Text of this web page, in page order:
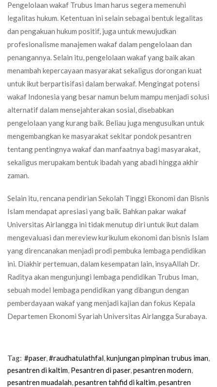
Pengelolaan wakaf Trubus Iman harus segera memenuhi
legalitas hukum. Ketentuan ini selain sebagai bentuk legalitas
dan pengakuan hukum positif, juga untuk mewujudkan
profesionalisme manajemen wakaf dalam pengelolaan dan
penangannya. Selain itu, pengelolaan wakaf yang baik akan
menambah kepercayaan masyarakat sekaligus dorongan kuat
untuk ikut berpartisifasi dalam berwakaf. Mengingat potensi
wakaf Indonesia yang besar namun belum mampu menjadi solusi
alternatif dalam mensejahterakan sosial, disebabkan
pengelolaan yang kurang baik. Beliau juga mengusulkan untuk
mengembangkan ke masyarakat sekitar pondok pesantren
tentang pentingnya wakaf dan manfaatnya bagi masyarakat,
sekaligus merupakam bentuk ibadah yang abadi hingga akhir
zaman.
Selain itu, rencana pendirian Sekolah Tinggi Ekonomi dan Bisnis
Islam mendapat apresiasi yang baik. Bahkan pakar wakaf
Universitas Airlangga ini tidak menutup diri untuk ikut dalam
mengevaluasi dan mereview kurikulum ekonomi dan bisnis Islam
yang direncanakan menjadi prodi pembuka lembaga pendidikan
ini. Diakhir pertemuan, dalam kesempatan lain, insyaAllah Dr.
Raditya akan mengunjungi lembaga pendidikan Trubus Iman,
sebuah model lembaga pendidikan yang dibangun dengan
pemberdayaan wakaf yang menjadi kajian dan fokus Kepala
Departemen Ekonomi Syariah Universitas Airlangga Surabaya.
Tag: #paser,#raudhatulathfal,kunjungan pimpinan trubus iman,
pesantren di kaltim, Pesantren di paser,pesantren modern,
pesantren muadalah,pesantren tahfid di kaltim,pesantren